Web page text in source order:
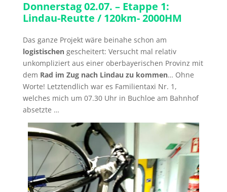
Donnerstag 02.07. – Etappe 1:
Lindau-Reutte / 120km- 2000HM
Das ganze Projekt wäre beinahe schon am
logistischen gescheitert: Versucht mal relativ
unkompliziert aus einer oberbayerischen Provinz mit
dem Rad im Zug nach Lindau zu kommen… Ohne
Worte! Letztendlich war es Familientaxi Nr. 1,
welches mich um 07.30 Uhr in Buchloe am Bahnhof
absetzte …